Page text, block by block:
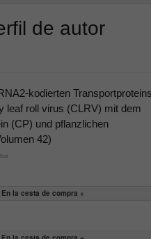
de autor
kodierten
leaf roll virus (CLRV) mit dem
(CP) und pflanzlichen
42)